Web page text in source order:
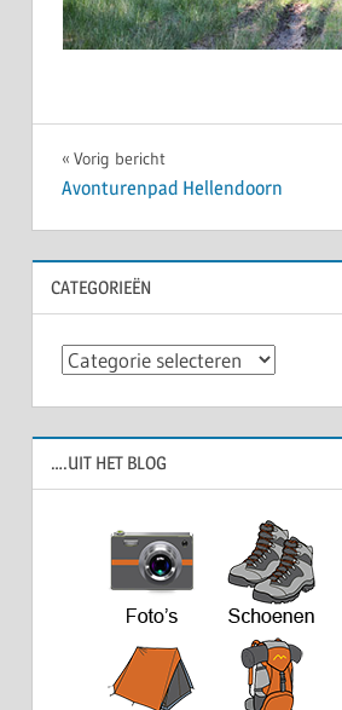
Bericht
Vorig bericht
Avonturenpad Hellendoorn
CATEGORIEËN
Categorieën
….UIT HET BLOG